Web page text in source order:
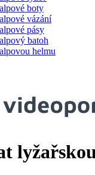
boty
vázání
pásy
batoh
helmu